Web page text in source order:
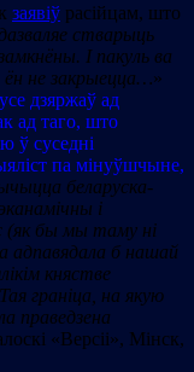
заявіў расійцам, што
стварыць
І пакуль ва
не закрыецца…»
дзяржаў ад
ад таго, што
ў суседні
па мінуўшчыне,
беларуска-
і
(як бы мы таму ні
адпавядала б нашай
княстве
граніца, на якую
праведзена
«Версіі», Мінск,